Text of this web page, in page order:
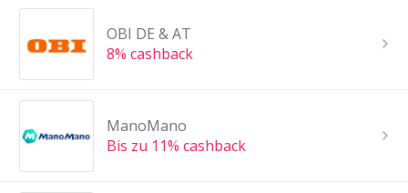
OBI DE & AT
8% cashback
ManoMano
Bis zu 11% cashback